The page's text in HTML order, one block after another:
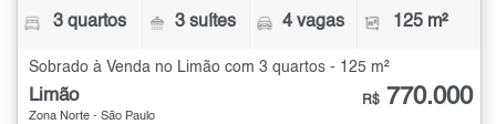
3 quartos 3 suítes 4 vagas 125 m²
Sobrado à Venda no Limão com 3 quartos - 125 m²
Limão
Zona Norte - São Paulo
R$ 770.000